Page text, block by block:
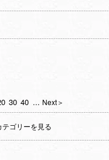
30 40 ... Next＞
テゴリーを見る